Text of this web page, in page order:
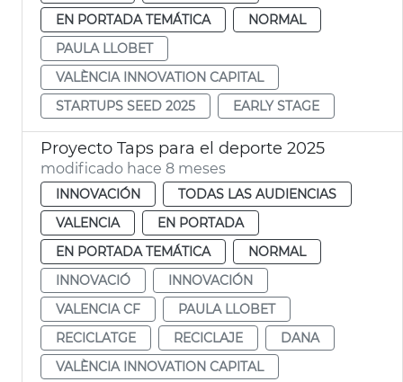
EN PORTADA TEMÁTICA
NORMAL
PAULA LLOBET
VALÈNCIA INNOVATION CAPITAL
STARTUPS SEED 2025
EARLY STAGE
Proyecto Taps para el deporte 2025
modificado hace 8 meses
INNOVACIÓN
TODAS LAS AUDIENCIAS
VALENCIA
EN PORTADA
EN PORTADA TEMÁTICA
NORMAL
INNOVACIÓ
INNOVACIÓN
VALENCIA CF
PAULA LLOBET
RECICLATGE
RECICLAJE
DANA
VALÈNCIA INNOVATION CAPITAL